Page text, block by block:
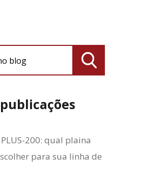
blog
200: qual plaina
para sua linha de